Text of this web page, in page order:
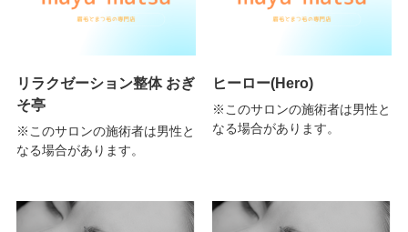
リラクゼーション整体 おぎ
そ亭
※このサロンの施術者は男性と
なる場合があります。
ヒーロー(Hero)
※このサロンの施術者は男性と
なる場合があります。